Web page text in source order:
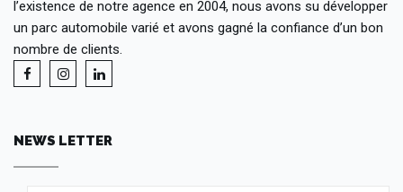
l’existence de notre agence en 2004, nous avons su développer
un parc automobile varié et avons gagné la confiance d’un bon
nombre de clients.
NEWS LETTER